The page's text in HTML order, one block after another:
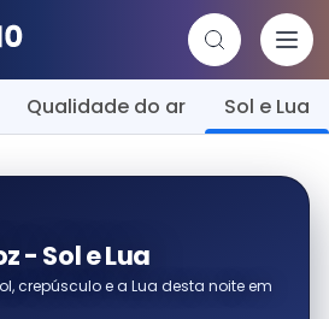
Qualidade do ar Sol e Lua
- Sol e Lua
crepúsculo e a Lua desta noite em